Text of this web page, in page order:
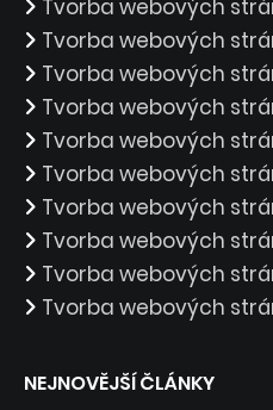
Tvorba webových
Tvorba webových
Tvorba webových
Tvorba webových
Tvorba webových
Tvorba webových
Tvorba webových
Tvorba webových
Tvorba webových
Tvorba webových
NEJNOVĚJŠÍ ČLÁNKY